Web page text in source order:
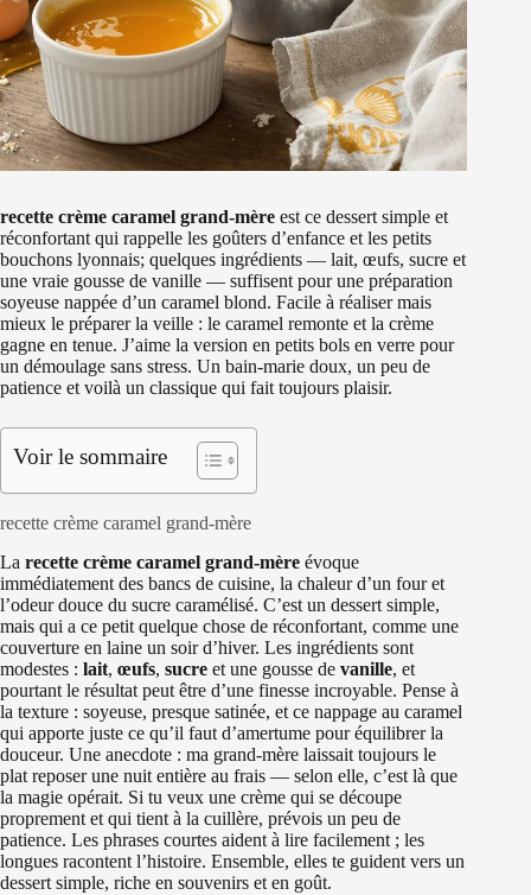
recette crème caramel grand-mère est ce dessert simple et
réconfortant qui rappelle les goûters d’enfance et les petits
bouchons lyonnais; quelques ingrédients — lait, œufs, sucre et
une vraie gousse de vanille — suffisent pour une préparation
soyeuse nappée d’un caramel blond. Facile à réaliser mais
mieux le préparer la veille : le caramel remonte et la crème
gagne en tenue. J’aime la version en petits bols en verre pour
un démoulage sans stress. Un bain-marie doux, un peu de
patience et voilà un classique qui fait toujours plaisir.
Voir le sommaire
recette crème caramel grand-mère
La recette crème caramel grand-mère évoque
immédiatement des bancs de cuisine, la chaleur d’un four et
l’odeur douce du sucre caramélisé. C’est un dessert simple,
mais qui a ce petit quelque chose de réconfortant, comme une
couverture en laine un soir d’hiver. Les ingrédients sont
modestes : lait, œufs, sucre et une gousse de vanille, et
pourtant le résultat peut être d’une finesse incroyable. Pense à
la texture : soyeuse, presque satinée, et ce nappage au caramel
qui apporte juste ce qu’il faut d’amertume pour équilibrer la
douceur. Une anecdote : ma grand-mère laissait toujours le
plat reposer une nuit entière au frais — selon elle, c’est là que
la magie opérait. Si tu veux une crème qui se découpe
proprement et qui tient à la cuillère, prévois un peu de
patience. Les phrases courtes aident à lire facilement ; les
longues racontent l’histoire. Ensemble, elles te guident vers un
dessert simple, riche en souvenirs et en goût.